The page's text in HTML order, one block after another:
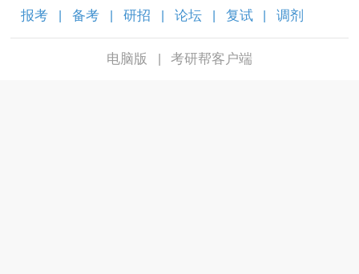
报考 备考 研招 论坛 复试 调剂
电脑版 考研帮客户端